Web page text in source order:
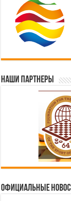
Наши партнеры
Официальные